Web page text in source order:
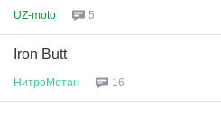
UZ-moto 5
Iron Butt
НитроМетан 16